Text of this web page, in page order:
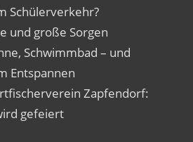
Schülerverkehr?
und große Sorgen
Schwimmbad – und
Entspannen
Zapfendorf:
gefeiert